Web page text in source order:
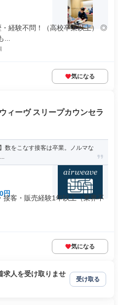
経験不問！（高校卒業以上） ◎
気になる
ィーヴ スリープカウンセラ
数をこなす接客は卒業。ノルマな
円
客・販売経験1年以上（業界不
気になる
求人を受け取りませ
受け取る